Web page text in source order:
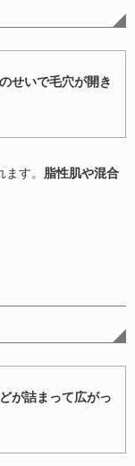
せいで毛穴が開き
す。 脂性肌や混合
が詰まって広がっ